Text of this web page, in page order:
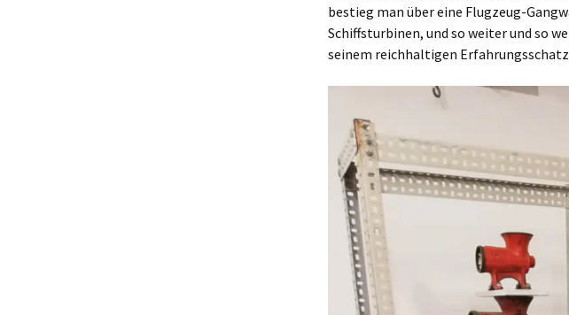
bestieg man über eine Flugzeug-
Schiffsturbinen, und so weiter und so
seinem reichhaltigen